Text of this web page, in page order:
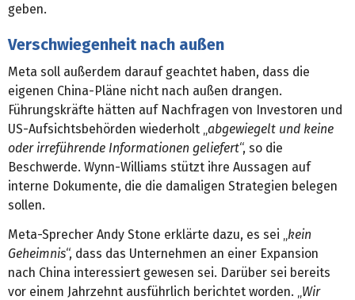
geben.
Verschwiegenheit nach außen
Meta soll außerdem darauf geachtet haben, dass die
eigenen China-Pläne nicht nach außen drangen.
Führungskräfte hätten auf Nachfragen von Investoren und
US-Aufsichtsbehörden wiederholt „ abgewiegelt und keine
oder irreführende Informationen geliefert“, so die
Beschwerde. Wynn-Williams stützt ihre Aussagen auf
interne Dokumente, die die damaligen Strategien belegen
sollen.
Meta-Sprecher Andy Stone erklärte dazu, es sei „ kein
Geheimnis“, dass das Unternehmen an einer Expansion
nach China interessiert gewesen sei. Darüber sei bereits
vor einem Jahrzehnt ausführlich berichtet worden. „ Wir